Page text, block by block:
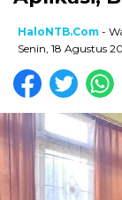
HaloNTB.com -
Senin, 18 Agustus